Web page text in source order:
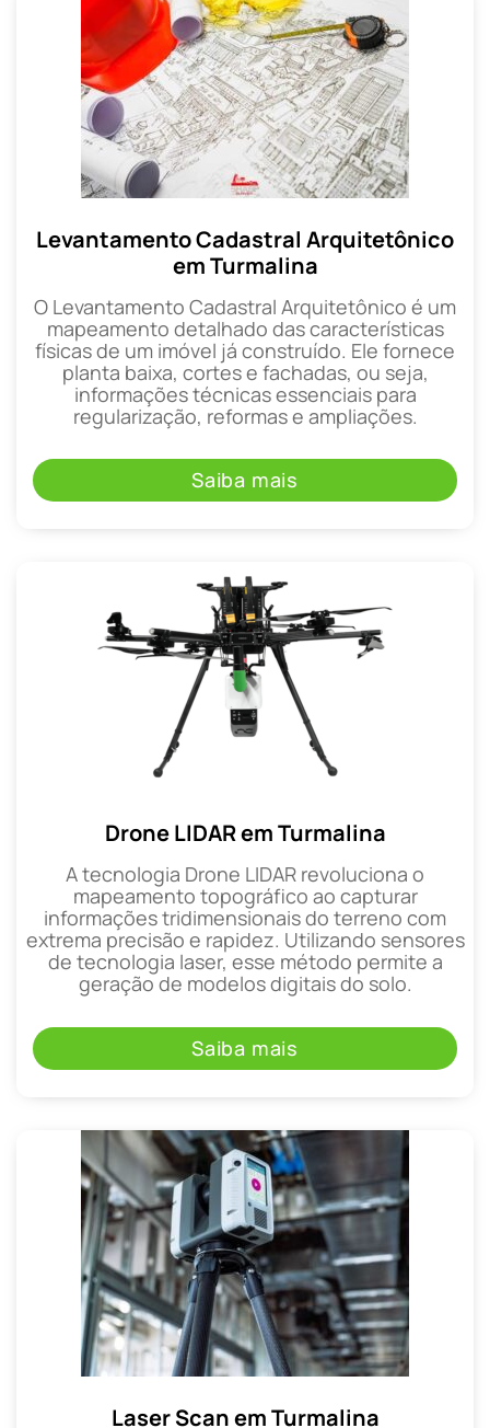
Levantamento Cadastral Arquitetônico
em Turmalina
O Levantamento Cadastral Arquitetônico é um
mapeamento detalhado das características
físicas de um imóvel já construído. Ele fornece
planta baixa, cortes e fachadas, ou seja,
informações técnicas essenciais para
regularização, reformas e ampliações.
Saiba mais
Drone LIDAR em Turmalina
A tecnologia Drone LIDAR revoluciona o
mapeamento topográfico ao capturar
informações tridimensionais do terreno com
extrema precisão e rapidez. Utilizando sensores
de tecnologia laser, esse método permite a
geração de modelos digitais do solo.
Saiba mais
Laser Scan em Turmalina